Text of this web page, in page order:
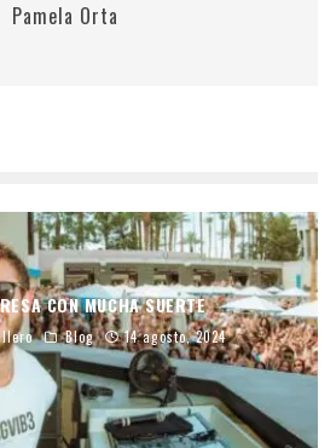
Pamela Orta
CON MUCHA SUERTE
Blog 14 agosto, 2024